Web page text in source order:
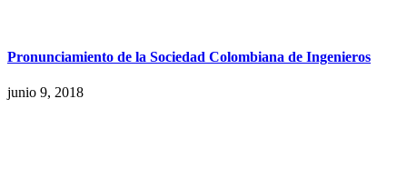
Pronunciamiento de la Sociedad Colombiana de Ingenieros
junio 9, 2018